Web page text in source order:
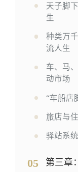
天子脚
生
种类万
流人生
车、马
动市场
“车船店
旅店与
驿站系
05 第三章